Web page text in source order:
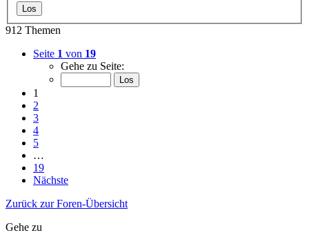
912 Themen
Seite 1 von 19
Gehe zu Seite:
1
2
3
4
5
…
19
Nächste
Zurück zur Foren-Übersicht
Gehe zu